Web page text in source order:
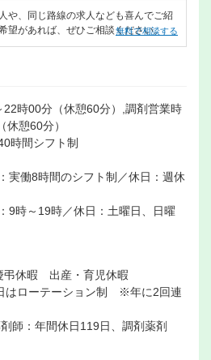
や、同じ路線の求人なども喜んでご紹
望があれば、ぜひご相談ください。
無料で相談する
時00分（休憩60分）,調剤営業時
憩60分）
時間シフト制
実働8時間のシフト制／休日：週休
9時～19時／休日：土曜日、日曜
休暇 出産・育児休暇
ローテーション制 ※年に2回連
師：年間休日119日、調剤薬剤